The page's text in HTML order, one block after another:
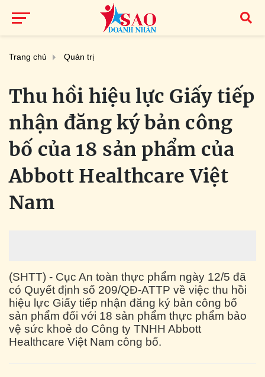
Trang chủ Quản trị
Thu hồi hiệu lực Giấy tiếp
nhận đăng ký bản công
bố của 18 sản phẩm của
Abbott Healthcare Việt
Nam
(SHTT) - Cục An toàn thực phẩm ngày 12/5 đã
có Quyết định số 209/QĐ-ATTP về việc thu hồi
hiệu lực Giấy tiếp nhận đăng ký bản công bố
sản phẩm đối với 18 sản phẩm thực phẩm bảo
vệ sức khoẻ do Công ty TNHH Abbott
Healthcare Việt Nam công bố.